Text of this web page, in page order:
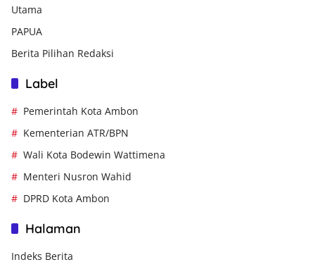
Utama
PAPUA
Berita Pilihan Redaksi
Label
Pemerintah Kota Ambon
Kementerian ATR/BPN
Wali Kota Bodewin Wattimena
Menteri Nusron Wahid
DPRD Kota Ambon
Halaman
Indeks Berita